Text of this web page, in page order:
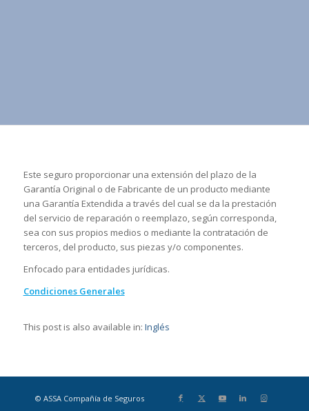
Este seguro proporcionar una extensión del plazo de la
Garantía Original o de Fabricante de un producto mediante
una Garantía Extendida a través del cual se da la prestación
del servicio de reparación o reemplazo, según corresponda,
sea con sus propios medios o mediante la contratación de
terceros, del producto, sus piezas y/o componentes.
Enfocado para entidades jurídicas.
Condiciones Generales
This post is also available in: Inglés
© ASSA Compañía de Seguros